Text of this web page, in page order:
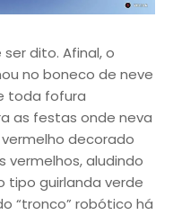
dito. Afinal, o
no boneco de neve
toda fofura
as festas onde neva
decorado
vermelhos, aludindo
tipo guirlanda verde
“tronco” robótico há